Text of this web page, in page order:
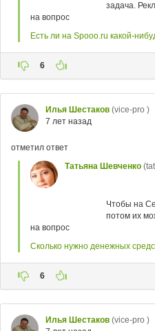
задача.
на вопрос
Есть ли на Spooo.ru какой-
6
Илья Шестаков (vice-pro )
7 лет назад
отметил ответ
Татьяна Шевченко
Чтобы на
потом их
на вопрос
Сколько нужно денежных
6
Илья Шестаков (vice-pro )